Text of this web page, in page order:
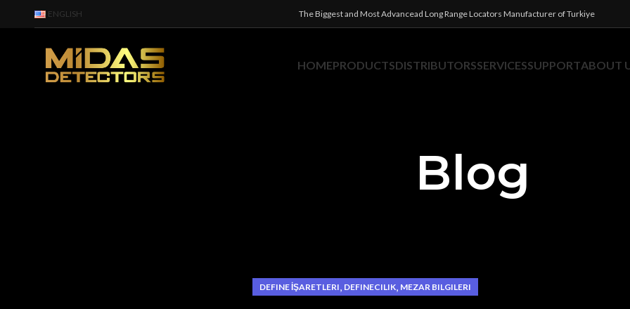
ENGLISH The Biggest and Most Advancead Long Range Locators Manufacturer of Turkiye
HOMEPRODUCTSDISTRIBUTORSSERVICESSUPPORTABOUT
Blog
DEFINE İŞARETLERI, DEFINECILIK, MEZAR BILGILERI